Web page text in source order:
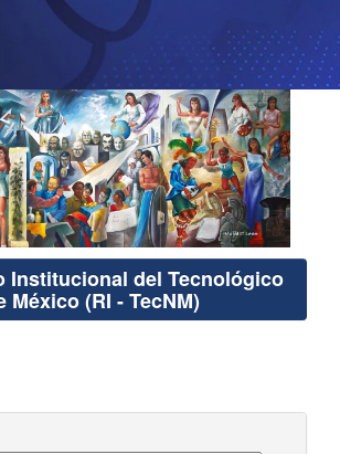
Institucional del Tecnológico
México (RI - TecNM)